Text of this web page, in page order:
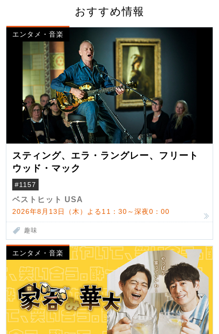
おすすめ情報
エンタメ・音楽
スティング、エラ・ラングレー、フリート
ウッド・マック
#1157
ベストヒット USA
2026年8月13日（木）よる11：30～深夜0：00
趣味
エンタメ・音楽